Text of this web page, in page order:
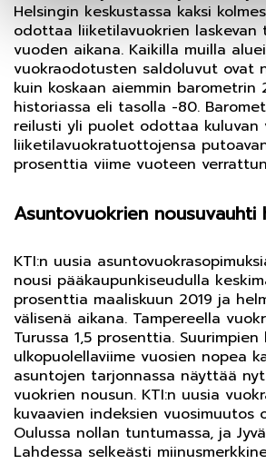
Helsingin keskustassa kaksi
odottaa liiketilavuokrien laskevan
vuoden aikana. Kaikilla muilla
vuokraodotusten saldoluvut ovat
kuin koskaan aiemmin barometrin
historiassa eli tasolla -80.
reilusti yli puolet odottaa kuluvan
liiketilavuokratuottojensa
prosenttia viime vuoteen
Asuntovuokrien nousuvauhti
KTI:n uusia
nousi pääkaupunkiseudulla
prosenttia maaliskuun 2019 ja
välisenä aikana. Tampereella
Turussa 1,5 prosenttia.
ulkopuolellaviime vuosien nopea
asuntojen tarjonnassa näyttää
vuokrien nousun. KTI:n uusia
kuvaavien indeksien vuosimuutos
Oulussa nollan tuntumassa, ja
Lahdessa selkeästi